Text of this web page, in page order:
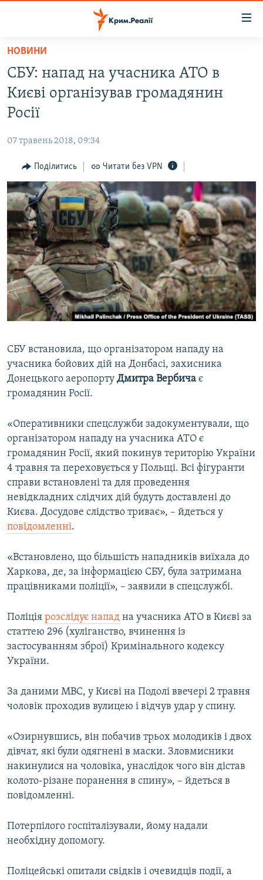
Перейти
основного
матеріалу
Перейти
до
основної
навігації
Перейти
до
пошуку
ВІДЕО ТА ФОТО
БЛОГИ
ПОГЛЯД
ІНТЕРВ'Ю
ВСЕ ЗА ДЕНЬ
СПЕЦПРОЕКТИ
ДЕПОРТАЦІЯ
ВІДЕОУРОКИ «ELIFBE»
СВІДЧЕННЯ ОКУПАЦІЇ
УКРАЇНСЬКА ПРОБЛЕМА КРИМУ
ЯК ОБІЙТИ БЛОКУВАННЯ
Русский
Qırımtatar
Усі сайти RFE/RL
НОВИНИ
СБУ: напад на учасника АТО в
Києві організував громадянин
Росії
07 травень 2018, 09:34
Поділитись Читати без VPN
СБУ встановила, що організатором нападу на
учасника бойових дій на Донбасі, захисника
Донецького аеропорту Дмитра Вербича є
громадянин Росії.
«Оперативники спецслужби задокументували, що
організатором нападу на учасника АТО є
громадянин Росії, який покинув територію України
4 травня та переховується у Польщі. Всі фігуранти
справи встановлені та для проведення
невідкладних слідчих дій будуть доставлені до
Києва. Досудове слідство триває», – йдеться у
повідомленні.
«Встановлено, що більшість нападників виїхала до
Харкова, де, за інформацією СБУ, була затримана
працівниками поліції», – заявили в спецслужбі.
Поліція розслідує напад на учасника АТО в Києві за
статтею 296 (хуліганство, вчинення із
застосуванням зброї) Кримінального кодексу
України.
За даними МВС, у Києві на Подолі ввечері 2 травня
чоловік проходив вулицею і відчув удар у спину.
«Озирнувшись, він побачив трьох молодиків і двох
дівчат, які були одягнені в маски. Зловмисники
накинулися на чоловіка, унаслідок чого він дістав
колото-різане поранення в спину», – йдеться в
повідомленні.
Потерпілого госпіталізували, йому надали
необхідну допомогу.
Поліцейські опитали свідків і очевидців події, а